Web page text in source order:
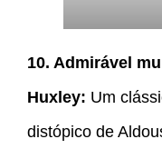
10. Admirável
Huxley: Um
distópico de